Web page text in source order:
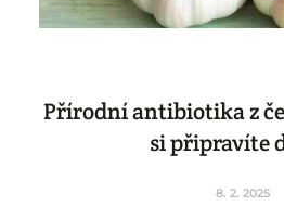
Přírodní antibiotika z
si připravíte
8. 2. 2025